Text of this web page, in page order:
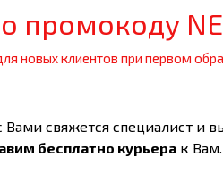
промокоду
новых клиентов при первом
Вами свяжется специалист и
бесплатно курьера к Вам.